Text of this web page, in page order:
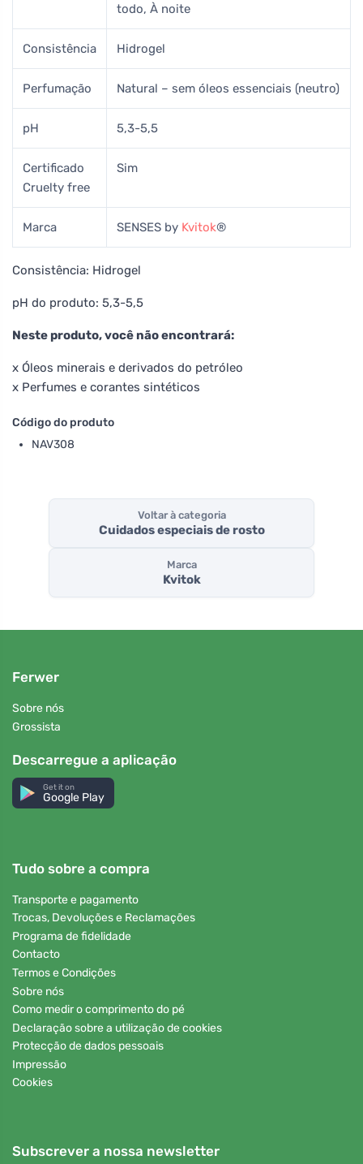
todo, À noite
Consistência Hidrogel
Perfumação Natural – sem óleos essenciais (neutro)
pH 5,3-5,5
Certificado
Cruelty free
Sim
Marca SENSES by Kvitok®
Consistência: Hidrogel
pH do produto: 5,3-5,5
Neste produto, você não encontrará:
x Óleos minerais e derivados do petróleo
x Perfumes e corantes sintéticos
Código do produto
NAV308
Voltar à categoria
Cuidados especiais de rosto
Marca
Kvitok
Ferwer
Sobre nós
Grossista
Descarregue a aplicação
Get it on
Google Play
Tudo sobre a compra
Transporte e pagamento
Trocas, Devoluções e Reclamações
Programa de fidelidade
Contacto
Termos e Condições
Sobre nós
Como medir o comprimento do pé
Declaração sobre a utilização de cookies
Protecção de dados pessoais
Impressão
Cookies
Subscrever a nossa newsletter